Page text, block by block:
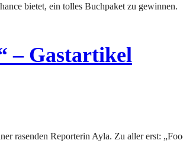
– Gastartikel